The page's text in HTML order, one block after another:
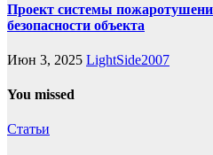
Проект системы
безопасности объекта
Июн 3, 2025 LightSide2007
You missed
Статьи